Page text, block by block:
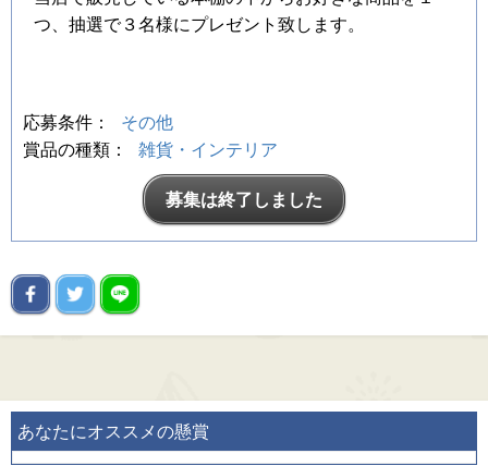
つ、抽選で３名様にプレゼント致します。
応募条件：
その他
賞品の種類：
雑貨・インテリア
募集は終了しました
あなたにオススメの懸賞